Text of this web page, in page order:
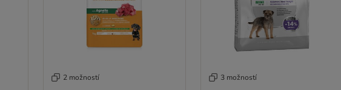
2 možností 3 možností